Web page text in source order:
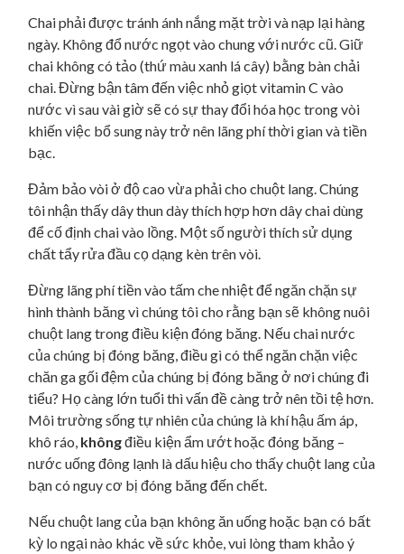
Chai phải được tránh ánh nắng mặt trời và nạp lại hàng
ngày. Không đổ nước ngọt vào chung với nước cũ. Giữ
chai không có tảo (thứ màu xanh lá cây) bằng bàn chải
chai. Đừng bận tâm đến việc nhỏ giọt vitamin C vào
nước vì sau vài giờ sẽ có sự thay đổi hóa học trong vòi
khiến việc bổ sung này trở nên lãng phí thời gian và tiền
bạc.
Đảm bảo vòi ở độ cao vừa phải cho chuột lang. Chúng
tôi nhận thấy dây thun dày thích hợp hơn dây chai dùng
để cố định chai vào lồng. Một số người thích sử dụng
chất tẩy rửa đầu cọ dạng kèn trên vòi.
Đừng lãng phí tiền vào tấm che nhiệt để ngăn chặn sự
hình thành băng vì chúng tôi cho rằng bạn sẽ không nuôi
chuột lang trong điều kiện đóng băng. Nếu chai nước
của chúng bị đóng băng, điều gì có thể ngăn chặn việc
chăn ga gối đệm của chúng bị đóng băng ở nơi chúng đi
tiểu? Họ càng lớn tuổi thì vấn đề càng trở nên tồi tệ hơn.
Môi trường sống tự nhiên của chúng là khí hậu ấm áp,
khô ráo, khôngđiều kiện ẩm ướt hoặc đóng băng –
nước uống đông lạnh là dấu hiệu cho thấy chuột lang của
bạn có nguy cơ bị đóng băng đến chết.
Nếu chuột lang của bạn không ăn uống hoặc bạn có bất
kỳ lo ngại nào khác về sức khỏe, vui lòng tham khảo ý